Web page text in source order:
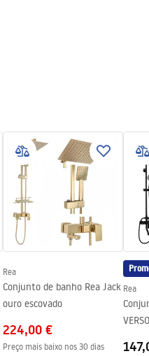
Rea
Conjunto de banho Rea Jack
ouro escovado
224,00 €
Preço mais baixo nos 30 dias
Rea